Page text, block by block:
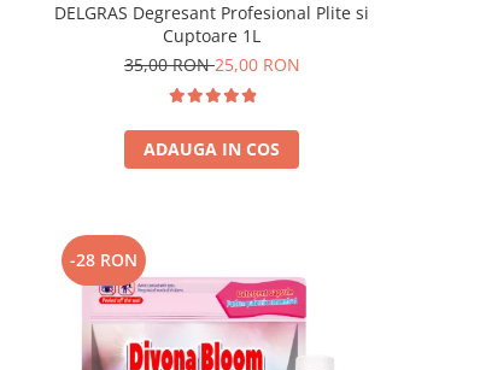
DELGRAS Degresant Profesional Plite si
Cuptoare 1L
35,00 RON25,00 RON
ADAUGA IN COS
-28 RON